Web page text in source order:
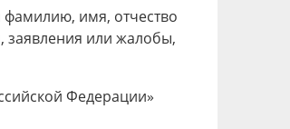
фамилию, имя, отчество
заявления или жалобы,
Федерации»